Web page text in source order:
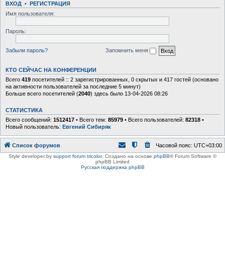
ВХОД • РЕГИСТРАЦИЯ
Имя пользователя:
Пароль:
Забыли пароль? Запомнить меня
КТО СЕЙЧАС НА КОНФЕРЕНЦИИ
Всего 419 посетителей :: 2 зарегистрированных, 0 скрытых и 417 гостей (основано
на активности пользователей за последние 5 минут)
Больше всего посетителей (2040) здесь было 13-04-2026 08:26
СТАТИСТИКА
Всего сообщений: 1512417 • Всего тем: 85979 • Всего пользователей: 82318 •
Новый пользователь: Евгений Сибиряк
Список форумов Часовой пояс: UTC+03:00
Style developer by support forum tricolor, Создано на основе phpBB® Forum Software ©
phpBB Limited
Русская поддержка phpBB